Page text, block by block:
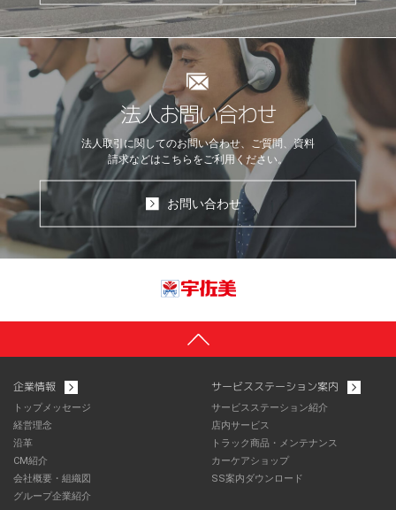
法人お問い合わせ
法人取引に関してのお問い合わせ、ご質問、資料
請求などはこちらをご利用ください。
お問い合わせ
企業情報
トップメッセージ
経営理念
沿革
CM紹介
会社概要・組織図
グループ企業紹介
サービスステーション案内
サービスステーション紹介
店内サービス
トラック商品・メンテナンス
カーケアショップ
SS案内ダウンロード